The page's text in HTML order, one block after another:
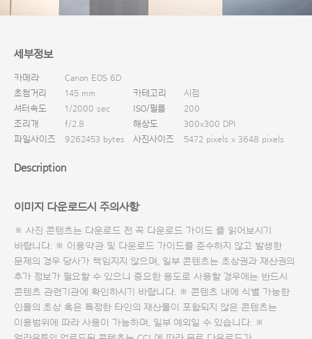
세부정보
카메라
Canon EOS 6D
초첨거리
145 mm 카테고리
시점
셔터속도
1/2000 sec ISO/필름
200
조리개
f/2.8 해상도
300x300 DPI
파일사이즈
9262453 bytes 사진사이즈 5472 pixels x 3648 pixels
Description
이미지 다운로드시 주의사항
※ 사진 콘텐츠는 다운로드 전 꼭 다운로드 가이드 를 읽어보시기
바랍니다. ※ 이용약관 및 다운로드 가이드를 준수하지 않고 발생한
문제의 경우 당사가 책임지지 않으며, 일부 콘텐츠는 초상권과 재산권의
추가 정보가 필요할 수 있으니 중요한 용도로 사용할 경우에는 반드시
콘텐츠 관련기관에 확인하시기 바랍니다. ※ 콘텐츠 내에 식별 가능한
인물의 초상 혹은 특정한 타인의 재산물이 포함되지 않은 콘텐츠는
이용범위에 따라 사용이 가능하며, 일부 예외일 수 있습니다. ※